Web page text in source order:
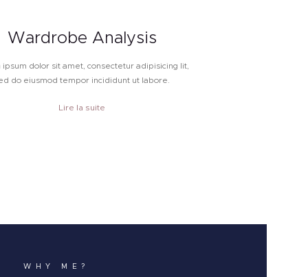
Wardrobe Analysis
ipsum dolor sit amet, consectetur adipisicing lit,
do eiusmod tempor incididunt ut labore.
Lire la suite
WHY ME?